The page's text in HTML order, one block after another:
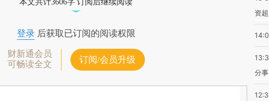
本文共计3606字 订阅后继续阅读
登录后获取已订阅的阅读权限
财新通会员
可畅读全文
订阅/会员升级
资
分